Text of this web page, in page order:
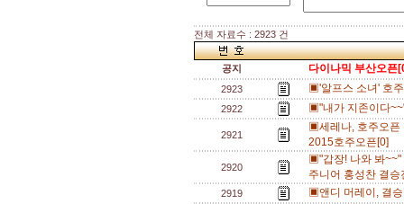
전체 자료수 : 2923 건
공지 다이나믹 부산오픈
2923 ▣'알프스 소녀' 호
2922 ▣"내가 지존이다
2921
▣세레나, 호주오픈
2015호주오픈[0]
2920
▣"갑장! 나와 봐~~"
주니어 홍성찬 결
2919 ▣앤디 머레이, 결